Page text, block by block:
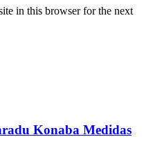
in this browser for the next
Konaba Medidas